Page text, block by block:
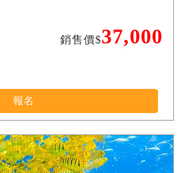
銷售價$37,000
報名